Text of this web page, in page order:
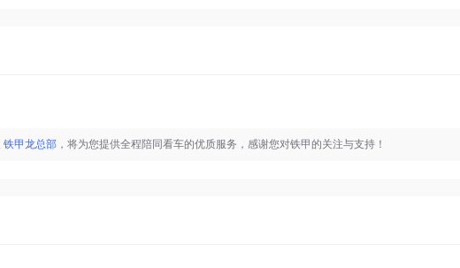
铁甲龙总部 ，将为您提供全程陪同看车的优质服务，感谢您对铁甲的关注与支持！